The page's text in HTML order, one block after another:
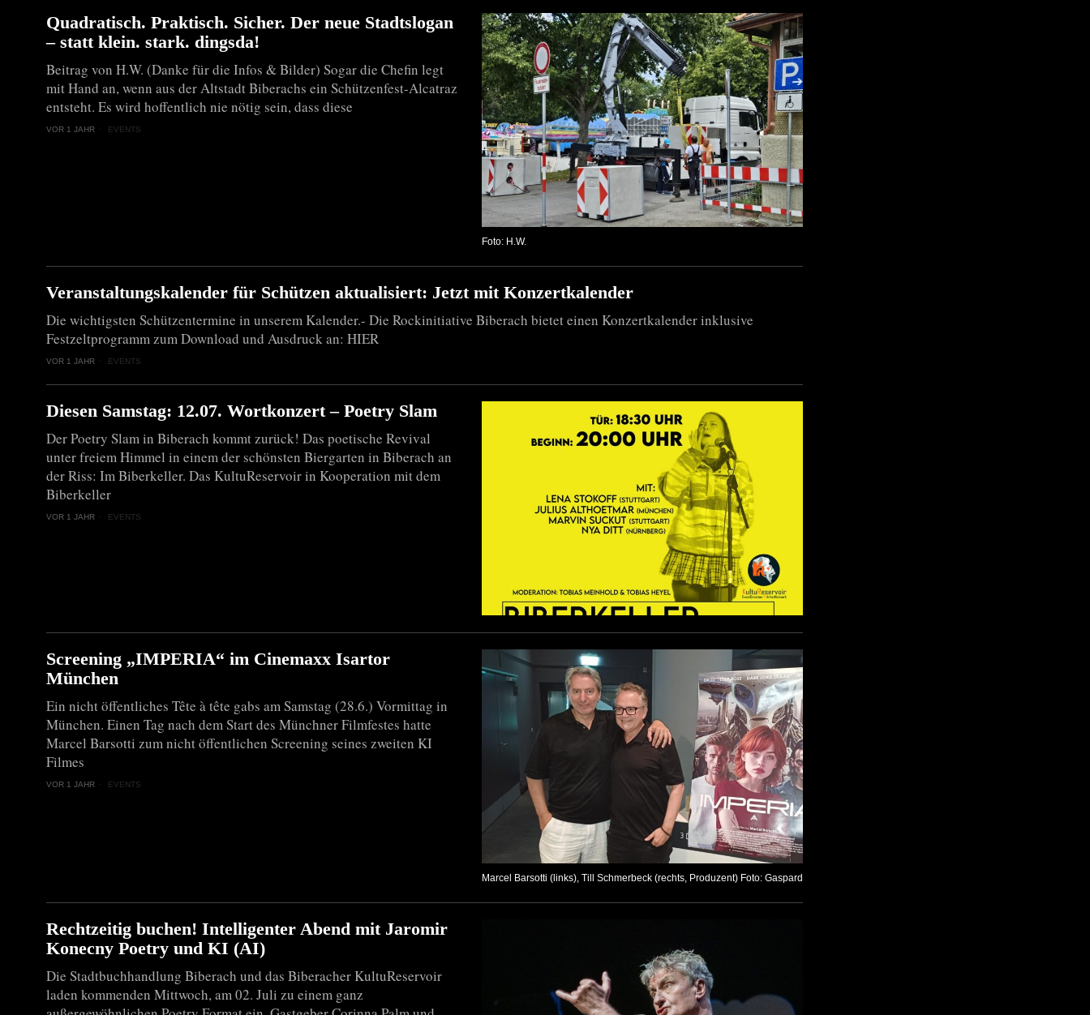
Foto: H.W.
Quadratisch. Praktisch. Sicher. Der neue Stadtslogan
– statt klein. stark. dingsda!
Beitrag von H.W. (Danke für die Infos & Bilder) Sogar die Chefin legt
mit Hand an, wenn aus der Altstadt Biberachs ein Schützenfest-Alcatraz
entsteht. Es wird hoffentlich nie nötig sein, dass diese
VOR 1 JAHR EVENTS
Veranstaltungskalender für Schützen aktualisiert: Jetzt mit Konzertkalender
Die wichtigsten Schützentermine in unserem Kalender.- Die Rockinitiative Biberach bietet einen Konzertkalender inklusive
Festzeltprogramm zum Download und Ausdruck an: HIER
VOR 1 JAHR EVENTS
Diesen Samstag: 12.07. Wortkonzert – Poetry Slam
Der Poetry Slam in Biberach kommt zurück! Das poetische Revival
unter freiem Himmel in einem der schönsten Biergarten in Biberach an
der Riss: Im Biberkeller. Das KultuReservoir in Kooperation mit dem
Biberkeller
VOR 1 JAHR EVENTS
Marcel Barsotti (links), Till Schmerbeck (rechts, Produzent) Foto: Gaspard
Screening „IMPERIA“ im Cinemaxx Isartor
München
Ein nicht öffentliches Tête à tête gabs am Samstag (28.6.) Vormittag in
München. Einen Tag nach dem Start des Münchner Filmfestes hatte
Marcel Barsotti zum nicht öffentlichen Screening seines zweiten KI
Filmes
VOR 1 JAHR EVENTS
Rechtzeitig buchen! Intelligenter Abend mit Jaromir
Konecny Poetry und KI (AI)
Die Stadtbuchhandlung Biberach und das Biberacher KultuReservoir
laden kommenden Mittwoch, am 02. Juli zu einem ganz